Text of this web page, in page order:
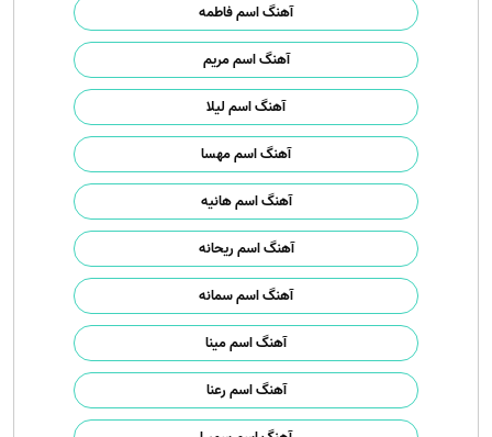
آهنگ اسم فاطمه
آهنگ اسم مریم
آهنگ اسم لیلا
آهنگ اسم مهسا
آهنگ اسم هانیه
آهنگ اسم ریحانه
آهنگ اسم سمانه
آهنگ اسم مینا
آهنگ اسم رعنا